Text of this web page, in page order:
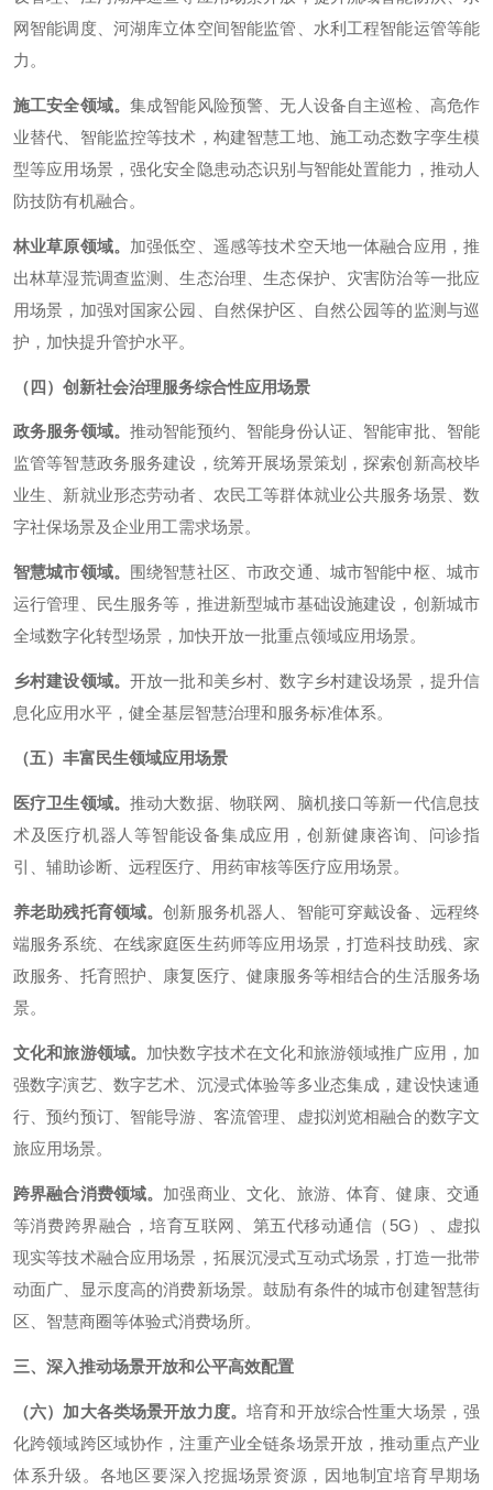
网智能调度、河湖库立体空间智能监管、水利工程智能运管等能
力。
施工安全领域。集成智能风险预警、无人设备自主巡检、高危作
业替代、智能监控等技术，构建智慧工地、施工动态数字孪生模
型等应用场景，强化安全隐患动态识别与智能处置能力，推动人
防技防有机融合。
林业草原领域。 加强低空、遥感等技术空天地一体融合应用，推
出林草湿荒调查监测、生态治理、生态保护、灾害防治等一批应
用场景，加强对国家公园、自然保护区、自然公园等的监测与巡
护，加快提升管护水平。
（四）创新社会治理服务综合性应用场景
政务服务领域。推动智能预约、智能身份认证、智能审批、智能
监管等智慧政务服务建设，统筹开展场景策划，探索创新高校毕
业生、新就业形态劳动者、农民工等群体就业公共服务场景、数
字社保场景及企业用工需求场景。
智慧城市领域。 围绕智慧社区、市政交通、城市智能中枢、城市
运行管理、民生服务等，推进新型城市基础设施建设，创新城市
全域数字化转型场景，加快开放一批重点领域应用场景。
乡村建设领域。开放一批和美乡村、数字乡村建设场景，提升信
息化应用水平，健全基层智慧治理和服务标准体系。
（五）丰富民生领域应用场景
医疗卫生领域。推动大数据、物联网、脑机接口等新一代信息技
术及医疗机器人等智能设备集成应用，创新健康咨询、问诊指
引、辅助诊断、远程医疗、用药审核等医疗应用场景。
养老助残托育领域。创新服务机器人、智能可穿戴设备、远程终
端服务系统、在线家庭医生药师等应用场景，打造科技助残、家
政服务、托育照护、康复医疗、健康服务等相结合的生活服务场
景。
文化和旅游领域。 加快数字技术在文化和旅游领域推广应用，加
强数字演艺、数字艺术、沉浸式体验等多业态集成，建设快速通
行、预约预订、智能导游、客流管理、虚拟浏览相融合的数字文
旅应用场景。
跨界融合消费领域。 加强商业、文化、旅游、体育、健康、交通
等消费跨界融合，培育互联网、第五代移动通信（5G）、虚拟
现实等技术融合应用场景，拓展沉浸式互动式场景，打造一批带
动面广、显示度高的消费新场景。鼓励有条件的城市创建智慧街
区、智慧商圈等体验式消费场所。
三、深入推动场景开放和公平高效配置
（六）加大各类场景开放力度。培育和开放综合性重大场景，强
化跨领域跨区域协作，注重产业全链条场景开放，推动重点产业
体系升级。各地区要深入挖掘场景资源，因地制宜培育早期场